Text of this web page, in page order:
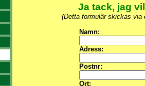
Ja tack, jag
(Detta formulär skickas via
Namn:
Adress:
Postnr:
Ort: